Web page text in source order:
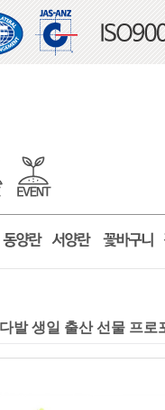
발 생일 출산 선물 프로